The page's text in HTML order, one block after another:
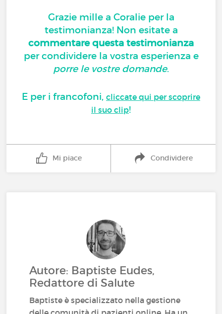
Grazie mille a Coralie per la
testimonianza! Non esitate a
commentare questa testimonianza
per condividere la vostra esperienza e
porre le vostre domande.
E per i francofoni, cliccate qui per scoprire
il suo clip!
Mi piace Condividere
Autore: Baptiste Eudes,
Redattore di Salute
Baptiste è specializzato nella gestione